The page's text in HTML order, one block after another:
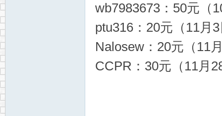
wb7983673：50元（
ptu316：20元（11月
Nalosew：20元（11
CCPR：30元（11月